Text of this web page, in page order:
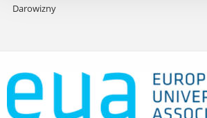
Darowizny